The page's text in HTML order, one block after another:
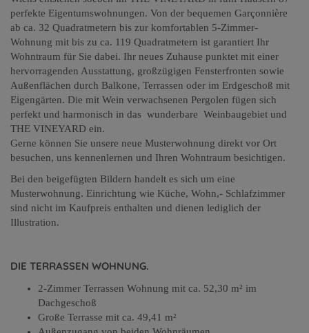
perfekte Eigentumswohnungen. Von der bequemen Garçonnière
ab ca. 32 Quadratmetern bis zur komfortablen 5-Zimmer-
Wohnung mit bis zu ca. 119 Quadratmetern ist garantiert Ihr
Wohntraum für Sie dabei. Ihr neues Zuhause punktet mit einer
hervorragenden Ausstattung, großzügigen Fensterfronten sowie
Außenflächen durch Balkone, Terrassen oder im Erdgeschoß mit
Eigengärten. Die mit Wein verwachsenen Pergolen fügen sich
perfekt und harmonisch in das wunderbare Weinbaugebiet und
THE VINEYARD ein.
Gerne können Sie unsere neue Musterwohnung direkt vor Ort
besuchen, uns kennenlernen und Ihren Wohntraum besichtigen.
Bei den beigefügten Bildern handelt es sich um eine
Musterwohnung. Einrichtung wie Küche, Wohn,- Schlafzimmer
sind nicht im Kaufpreis enthalten und dienen lediglich der
Illustration.
DIE TERRASSEN WOHNUNG.
2-Zimmer Terrassen Wohnung mit ca. 52,30 m² im
Dachgeschoß
Große Terrasse mit ca. 49,41 m²